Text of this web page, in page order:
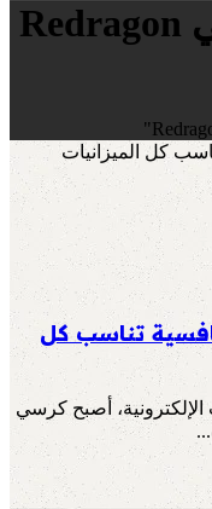
Tag Archives: كرسي Redragon
تناسب كل
أصبح كرسي